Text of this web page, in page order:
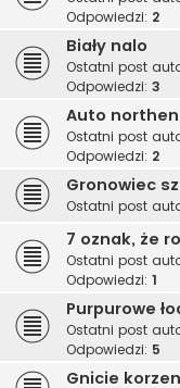
Odpowiedzi: 2
Biały nalo
Ostatni post
Odpowiedzi: 3
Auto
Ostatni post
Odpowiedzi: 2
Gronowiec
Ostatni post
7 oznak, że
Ostatni post
Odpowiedzi: 1
Purpurowe
Ostatni post
Odpowiedzi: 5
Gnicie